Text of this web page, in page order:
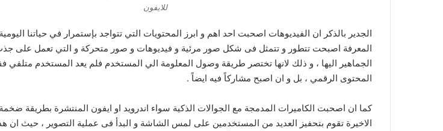
للايفون
الجدير بالذكر ان الفيديوهات اصحبت احد اهم و ابرز المحتويات التي تتواجد بإستمرار في حياتنا
المعرفة اصبحت تتطور و تتمثل فى شكل صور مرئية و فيديوهات و صور متحركة و التي تعمل على
الجماهير اليها ، و ذلك لانها تختصر طريقة وصول المعلومة الي المستخدم فلم يعد المستخدم متلقي
المحتوى الرقمي ، بل و ان اصبح مشاركاً فيه ايضاً .
كما ان اصحبت الكاميرات المدمجة مع الجوالات الذكية سواء اندرويد او ايفون المنتشرة بطريقة
الاخيرة تقوم بتحفيز العديد من المستخدمين على لمس الشاشة و البدأ فى عملية التصوير ، حيث ان